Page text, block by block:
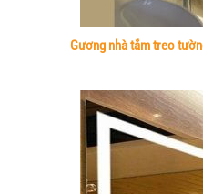
Gương nhà tắm treo